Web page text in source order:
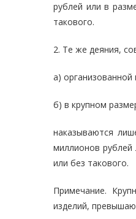
рублей или в
такового.
2. Те же деяния,
а) организованной
б) в крупном
наказываются
миллионов рублей
или без такового.
Примечание.
изделий,